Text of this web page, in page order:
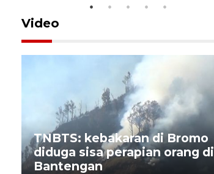
Video
TNBTS: kebakaran di Bromo
diduga sisa perapian orang di
Bantengan